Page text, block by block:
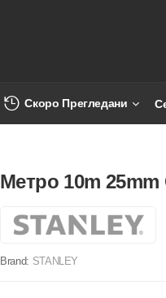
Скоро Прегледани
Метро 10m 25mm
Brand: STANLEY